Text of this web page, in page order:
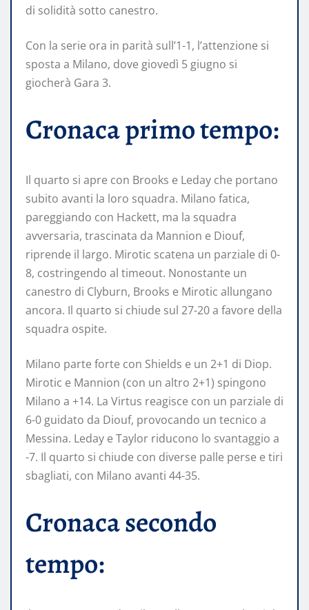
di solidità sotto canestro.
Con la serie ora in parità sull’1-1, l’attenzione si
sposta a Milano, dove giovedì 5 giugno si
giocherà Gara 3.
Cronaca primo tempo:
Il quarto si apre con Brooks e Leday che portano
subito avanti la loro squadra. Milano fatica,
pareggiando con Hackett, ma la squadra
avversaria, trascinata da Mannion e Diouf,
riprende il largo. Mirotic scatena un parziale di 0-
8, costringendo al timeout. Nonostante un
canestro di Clyburn, Brooks e Mirotic allungano
ancora. Il quarto si chiude sul 27-20 a favore della
squadra ospite.
Milano parte forte con Shields e un 2+1 di Diop.
Mirotic e Mannion (con un altro 2+1) spingono
Milano a +14. La Virtus reagisce con un parziale di
6-0 guidato da Diouf, provocando un tecnico a
Messina. Leday e Taylor riducono lo svantaggio a
-7. Il quarto si chiude con diverse palle perse e tiri
sbagliati, con Milano avanti 44-35.
Cronaca secondo
tempo: